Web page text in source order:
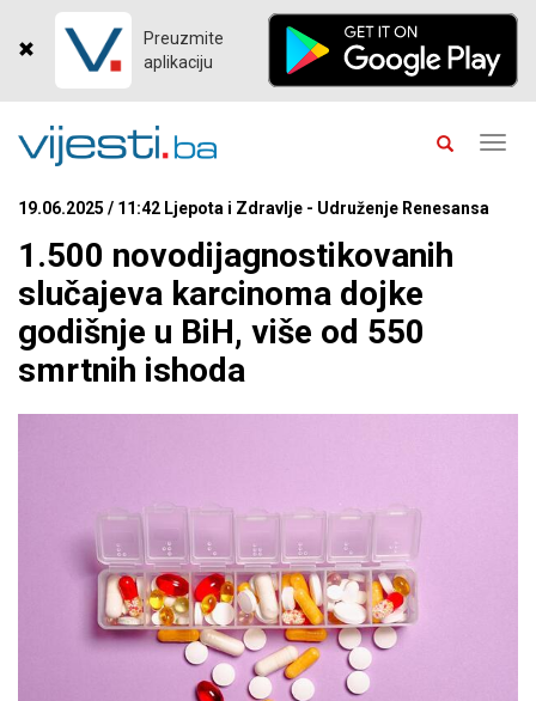
Preuzmite
aplikaciju
19.06.2025 / 11:42 Ljepota i Zdravlje - Udruženje Renesansa
1.500 novodijagnostikovanih
slučajeva karcinoma dojke
godišnje u BiH, više od 550
smrtnih ishoda